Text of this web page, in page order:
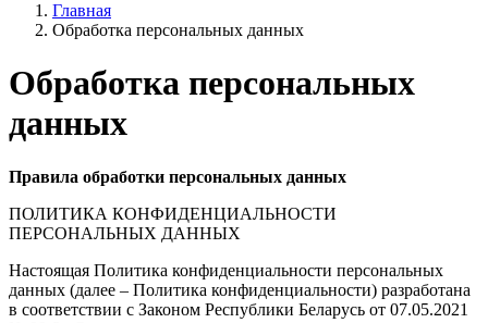
Главная
Обработка персональных данных
Обработка персональных
данных
Правила обработки персональных данных
ПОЛИТИКА КОНФИДЕНЦИАЛЬНОСТИ
ПЕРСОНАЛЬНЫХ ДАННЫХ
Настоящая Политика конфиденциальности персональных
данных (далее – Политика конфиденциальности) разработана
в соответствии с Законом Республики Беларусь от 07.05.2021